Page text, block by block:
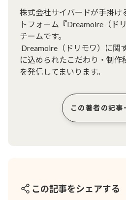
株式会社サイバードが手掛け
トフォーム『Dreamoire（ド
チームです。
に込められたこだわり・制作
を発信してまいります。
この著者の記事
この記事をシェアする